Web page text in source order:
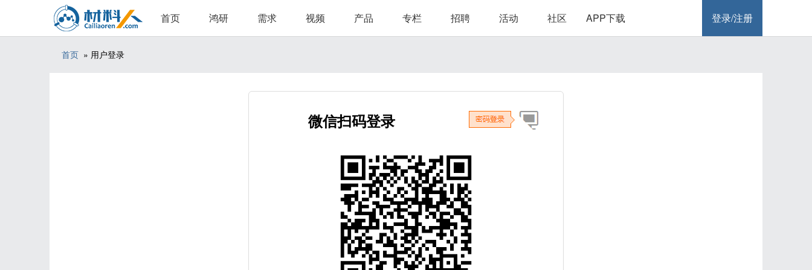
首页 鸿研 需求 视频 产品 专栏 招聘 活动 社区 APP下载 登录/注册
首页 » 用户登录
微信扫码登录